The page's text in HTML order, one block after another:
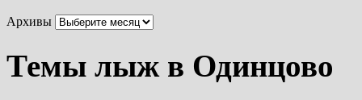
Архивы
Темы лыж в Одинцово